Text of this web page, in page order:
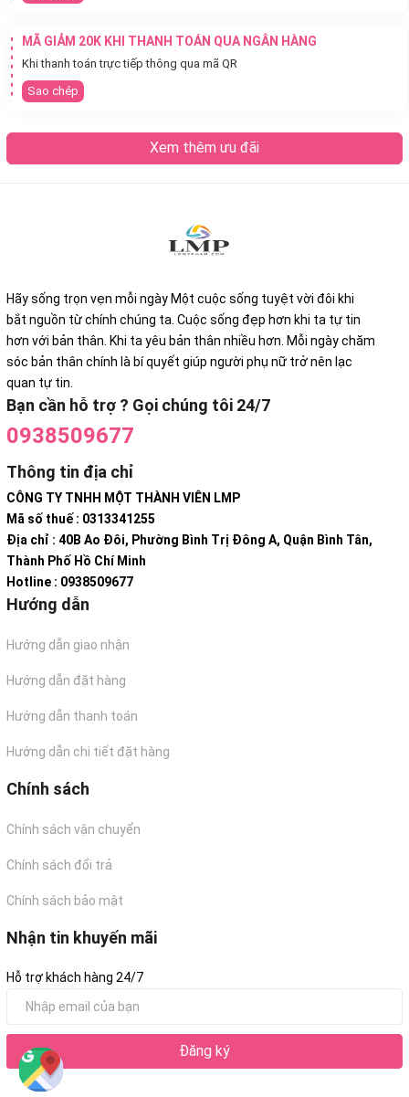
MÃ GIẢM 20K KHI THANH TOÁN QUA NGÂN HÀNG
Khi thanh toán trực tiếp thông qua mã QR
Sao chép
Xem thêm ưu đãi
Hãy sống trọn vẹn mỗi ngày Một cuộc sống tuyệt vời đôi khi
bắt nguồn từ chính chúng ta. Cuộc sống đẹp hơn khi ta tự tin
hơn với bản thân. Khi ta yêu bản thân nhiều hơn. Mỗi ngày chăm
sóc bản thân chính là bí quyết giúp người phụ nữ trở nên lạc
quan tự tin.
Bạn cần hỗ trợ ? Gọi chúng tôi 24/7
0938509677
Thông tin địa chỉ
CÔNG TY TNHH MỘT THÀNH VIÊN LMP
Mã số thuế : 0313341255
Địa chỉ : 40B Ao Đôi, Phường Bình Trị Đông A, Quận Bình Tân,
Thành Phố Hồ Chí Minh
Hotline : 0938509677
Hướng dẫn
Hướng dẫn giao nhận
Hướng dẫn đặt hàng
Hướng dẫn thanh toán
Hướng dẫn chi tiết đặt hàng
Chính sách
Chính sách vận chuyển
Chính sách đổi trả
Chính sách bảo mật
Nhận tin khuyến mãi
Hỗ trợ khách hàng 24/7
Đăng ký